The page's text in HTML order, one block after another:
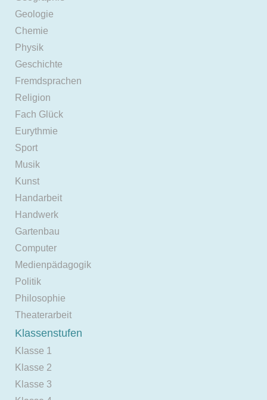
Geologie
Chemie
Physik
Geschichte
Fremdsprachen
Religion
Fach Glück
Eurythmie
Sport
Musik
Kunst
Handarbeit
Handwerk
Gartenbau
Computer
Medienpädagogik
Politik
Philosophie
Theaterarbeit
Klassenstufen
Klasse 1
Klasse 2
Klasse 3